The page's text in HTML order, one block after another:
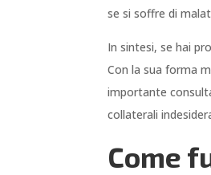
se si soffre di
In sintesi, se hai
Con la sua forma
importante
collaterali
Come